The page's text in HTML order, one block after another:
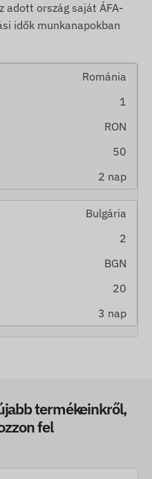
adott ország saját ÁFA-
idők munkanapokban
Románia
1
RON
50
2 nap
Bulgária
2
BGN
20
3 nap
termékeinkről,
fel